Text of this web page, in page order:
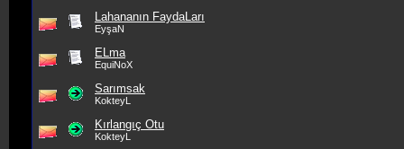
Lahananın FaydaLarı
EyşaN
ELma
EquiNoX
Sarımsak
KokteyL
Kırlangıç Otu
KokteyL